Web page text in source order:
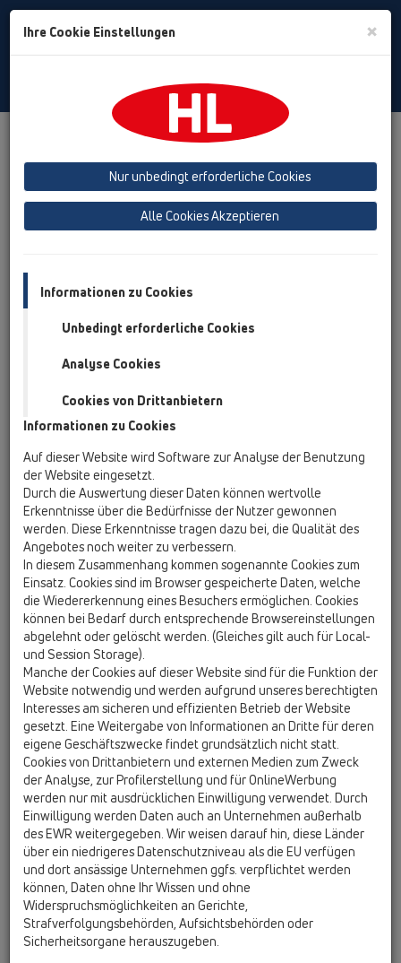
Toggle
Produktübersicht
05 Barrierefreie Duschen
Duschrinnen
Produkte Flächeneinbau
HL53
Produktübersicht
Duschrinnen
Produkte
Flächeneinbau
HL53
HL53KVC
HL53KVC
InFloor CeraDrain Duschrinne:
Ablaufkörper, DN50 senkrecht
mit Polymerbetonkragen
HL53KVC InFloor Ceradrain Ablaufkörper senkrecht mit
Polymerbetonkragen, DN50 für die Montage in der
Fläche oder an der Wand, mit integrierter
Estrichverankerung, flexibel einsatzbarer
Ihre Cookie Einstellungen ×
Nur unbedingt erforderliche Cookies
Alle Cookies Akzeptieren
Informationen zu Cookies
Unbedingt erforderliche Cookies
Analyse Cookies
Cookies von Drittanbietern
Informationen zu Cookies
Auf dieser Website wird Software zur Analyse der Benutzung
der Website eingesetzt.
Durch die Auswertung dieser Daten können wertvolle
Erkenntnisse über die Bedürfnisse der Nutzer gewonnen
werden. Diese Erkenntnisse tragen dazu bei, die Qualität des
Angebotes noch weiter zu verbessern.
In diesem Zusammenhang kommen sogenannte Cookies zum
Einsatz. Cookies sind im Browser gespeicherte Daten, welche
die Wiedererkennung eines Besuchers ermöglichen. Cookies
können bei Bedarf durch entsprechende Browsereinstellungen
abgelehnt oder gelöscht werden. (Gleiches gilt auch für Local-
und Session Storage).
Manche der Cookies auf dieser Website sind für die Funktion der
Website notwendig und werden aufgrund unseres berechtigten
Interesses am sicheren und effizienten Betrieb der Website
gesetzt. Eine Weitergabe von Informationen an Dritte für deren
eigene Geschäftszwecke findet grundsätzlich nicht statt.
Cookies von Drittanbietern und externen Medien zum Zweck
der Analyse, zur Profilerstellung und für OnlineWerbung
werden nur mit ausdrücklichen Einwilligung verwendet. Durch
Einwilligung werden Daten auch an Unternehmen außerhalb
des EWR weitergegeben. Wir weisen darauf hin, diese Länder
über ein niedrigeres Datenschutzniveau als die EU verfügen
und dort ansässige Unternehmen ggfs. verpflichtet werden
können, Daten ohne Ihr Wissen und ohne
Widerspruchsmöglichkeiten an Gerichte,
Strafverfolgungsbehörden, Aufsichtsbehörden oder
Sicherheitsorgane herauszugeben.